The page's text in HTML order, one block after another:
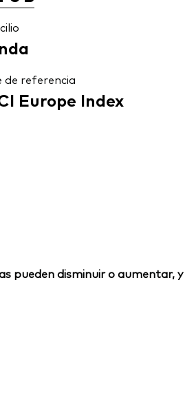
de referencia
Europe Index
pueden disminuir o